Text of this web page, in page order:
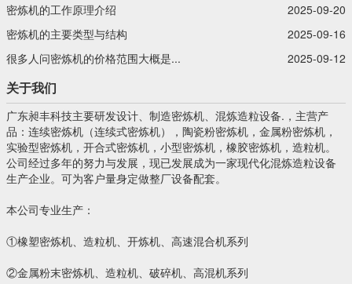
密炼机的工作原理介绍
2025-09-20
密炼机的主要类型与结构
2025-09-16
很多人问密炼机的价格范围大概是...
2025-09-12
关于我们
广东昶丰科技主要研发设计、制造密炼机、混炼造粒设备.，主营产
品：连续密炼机（连续式密炼机），陶瓷粉密炼机，金属粉密炼机，
实验型密炼机，开合式密炼机，小型密炼机，橡胶密炼机，造粒机。
公司经过多年的努力与发展，现已发展成为一家现代化混炼造粒设备
生产企业。可为客户量身定做整厂设备配套。
本公司专业生产：
①橡塑密炼机、造粒机、开炼机、高速混合机系列
②金属粉末密炼机、造粒机、破碎机、高混机系列